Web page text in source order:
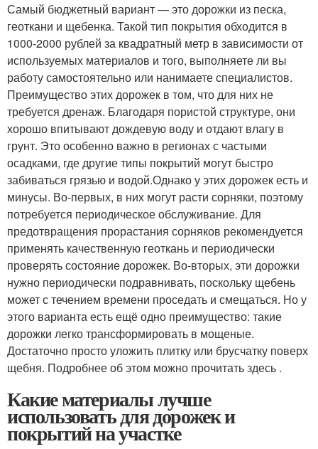
Самый бюджетный вариант — это дорожки из песка,
геоткани и щебенка. Такой тип покрытия обходится в
1000-2000 рублей за квадратный метр в зависимости от
используемых материалов и того, выполняете ли вы
работу самостоятельно или нанимаете специалистов.
Преимущество этих дорожек в том, что для них не
требуется дренаж. Благодаря пористой структуре, они
хорошо впитывают дождевую воду и отдают влагу в
грунт. Это особенно важно в регионах с частыми
осадками, где другие типы покрытий могут быстро
забиваться грязью и водой.Однако у этих дорожек есть и
минусы. Во-первых, в них могут расти сорняки, поэтому
потребуется периодическое обслуживание. Для
предотвращения прорастания сорняков рекомендуется
применять качественную геоткань и периодически
проверять состояние дорожек. Во-вторых, эти дорожки
нужно периодически подравнивать, поскольку щебень
может с течением времени проседать и смещаться. Но у
этого варианта есть ещё одно преимущество: такие
дорожки легко трансформировать в мощеные.
Достаточно просто уложить плитку или брусчатку поверх
щебня. Подробнее об этом можно прочитать здесь .
Какие материалы лучше
использовать для дорожек и
покрытий на участке